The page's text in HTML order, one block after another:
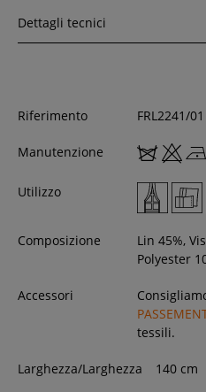
Dettagli tecnici
Riferimento FRL2241/01
Manutenzione
Utilizzo
Composizione
Lin 45%,
Polyester
Accessori
tessili.
Larghezza/Larghezza 140 cm